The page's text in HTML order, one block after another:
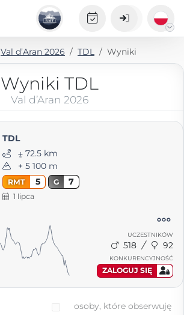
Val d’Aran 2026 TDL Wyniki
Wyniki TDL
Val d’Aran 2026
TDL
⨦ 72.5 km
+ 5 100 m
RMT 5 G 7
1 lipca
UCZESTNIKÓW
518 92
KONKURENCYJNOŚĆ
ZALOGUJ SIĘ
osoby, które obserwuję